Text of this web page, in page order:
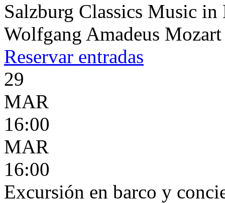
Salzburg Classics Music
Wolfgang Amadeus Mozart
Reservar entradas
29
MAR
16:00
MAR
16:00
Excursión en barco y